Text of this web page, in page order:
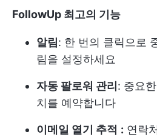
FollowUp 최고의 기능
알림: 한 번의 클릭으로
림을 설정하세요
자동 팔로워 관리 : 중요
치를 예약합니다
이메일 열기 추적 : 연락